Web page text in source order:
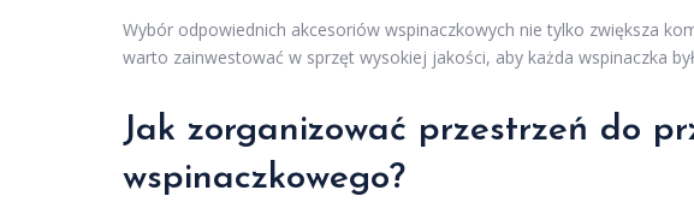
Wybór odpowiednich akcesoriów wspinaczkowych nie tylko zwiększa
warto zainwestować w sprzęt wysokiej jakości, aby każda wspinaczka
Jak zorganizować przestrzeń do
wspinaczkowego?